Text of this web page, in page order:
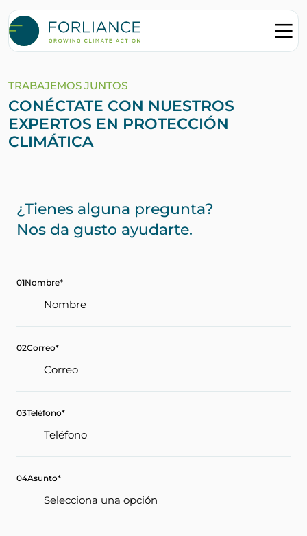
TRABAJEMOS JUNTOS
CONÉCTATE CON NUESTROS
EXPERTOS EN PROTECCIÓN
CLIMÁTICA
¿Tienes alguna pregunta?
Nos da gusto ayudarte.
01Nombre*
02Correo*
03Teléfono*
04Asunto*